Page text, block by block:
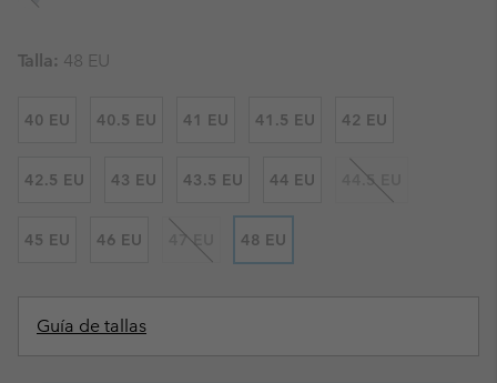
Talla: 48 EU
40 EU 40.5 EU 41 EU 41.5 EU 42 EU
42.5 EU 43 EU 43.5 EU 44 EU 44.5 EU
45 EU 46 EU 47 EU 48 EU
Guía de tallas